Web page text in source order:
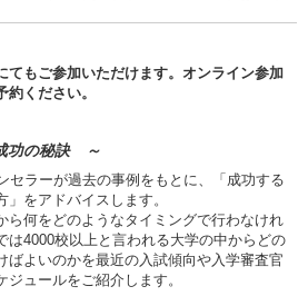
もご参加いただけます。オンライン参加
約ください。
功の秘訣 ～
セラーが過去の事例をもとに、「成功する
をアドバイスします。
ら何をどのようなタイミングで行わなけれ
は4000校以上と言われる大学の中からどの
ばよいのかを最近の入試傾向や入学審査官
ュールをご紹介します。